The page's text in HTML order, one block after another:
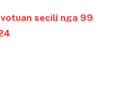
secili nga 99